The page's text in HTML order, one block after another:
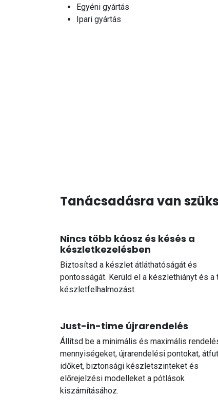
Egyéni gyártás
Ipari gyártás
Tanácsadásra van
Nincs több káosz és késés a
készletkezelésben
Biztosítsd a készlet átláthatóságát és
pontosságát. Kerüld el a készlethiányt és a
készletfelhalmozást.
Just-in-time újrarendelés
Állítsd be a minimális és maximális
mennyiségeket, újrarendelési pontokat,
időket, biztonsági készletszinteket és
előrejelzési modelleket a pótlások
kiszámításához.